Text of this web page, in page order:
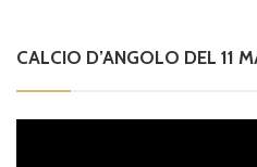
CALCIO D’ANGOLO DEL 11